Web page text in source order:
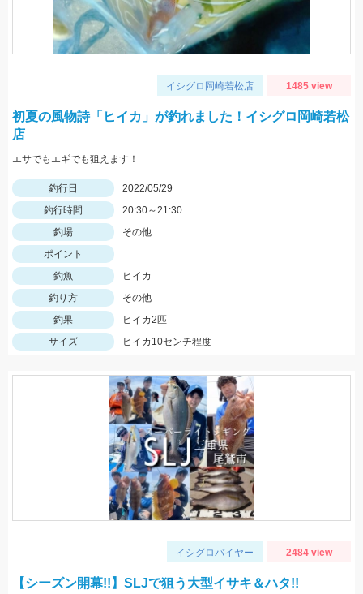
イシグロ岡崎若松店 1485 view
初夏の風物詩「ヒイカ」が釣れました！イシグロ岡崎若松
店
エサでもエギでも狙えます！
釣行日
2022/05/29
釣行時間
20:30～21:30
釣場
その他
ポイント
釣魚
ヒイカ
釣り方
その他
釣果
ヒイカ2匹
サイズ
ヒイカ10センチ程度
イシグロバイヤー 2484 view
【シーズン開幕!!】SLJで狙う大型イサキ＆ハタ!!